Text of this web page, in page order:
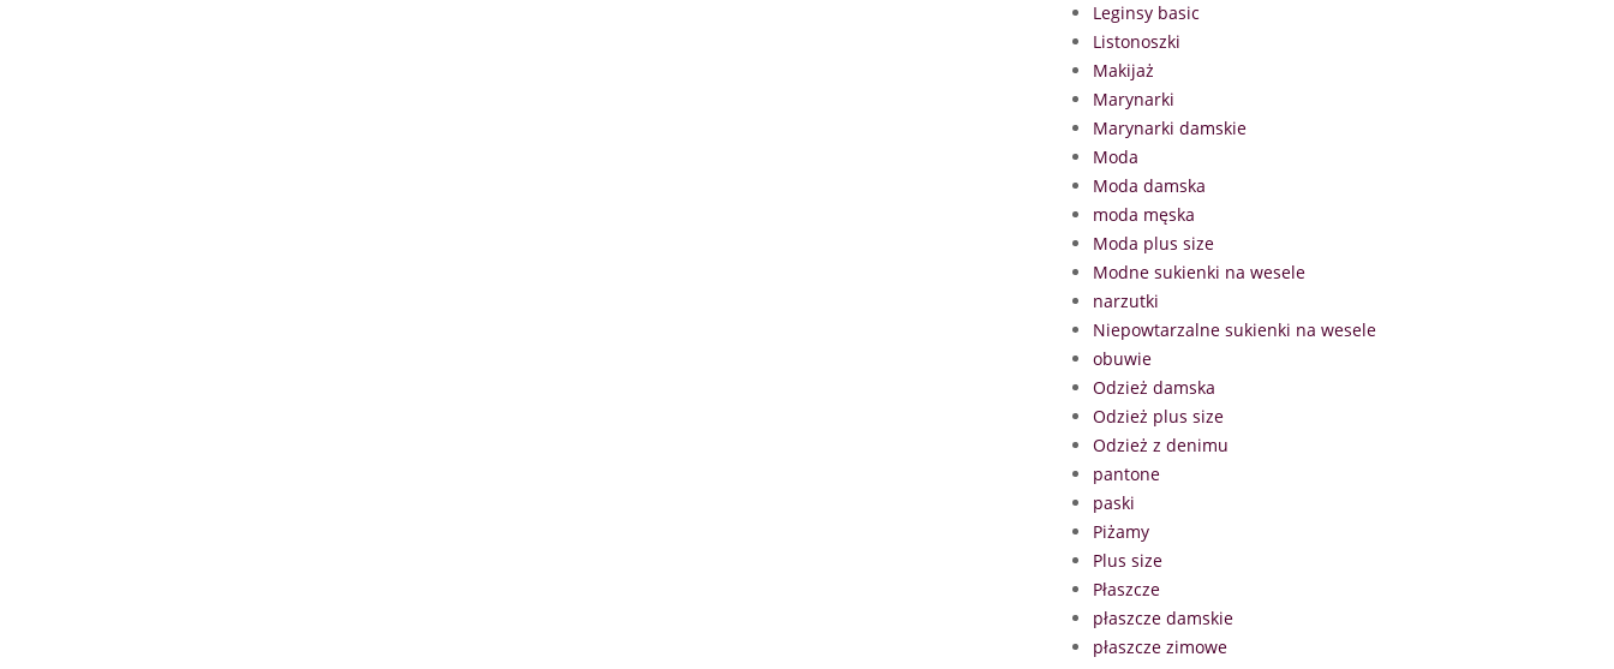
Leginsy basic
Listonoszki
Makijaż
Marynarki
Marynarki damskie
Moda
Moda damska
moda męska
Moda plus size
Modne sukienki na wesele
narzutki
Niepowtarzalne sukienki na wesele
obuwie
Odzież damska
Odzież plus size
Odzież z denimu
pantone
paski
Piżamy
Plus size
Płaszcze
płaszcze damskie
płaszcze zimowe